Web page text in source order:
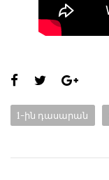
Share
page:
Categories:
1-ին դասարան